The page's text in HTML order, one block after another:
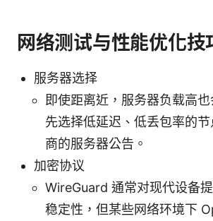
网络测试与性能优化技
服务器选择
即使距离近，服务器负载高
先选择低延迟、低丢包率的
商的服务器公告。
加密协议
WireGuard 通常对现代设备
稳定性，但某些网络环境下